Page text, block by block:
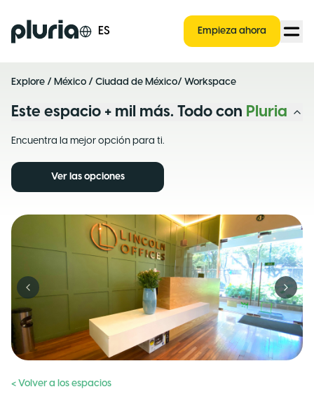
Logo Pluria ES Empieza ahora
Explore / México / Ciudad de México/ Workspace
Este espacio + mil más. Todo con Pluria
Encuentra la mejor opción para ti.
Ver las opciones
Previous slide Next
< Volver a los espacios